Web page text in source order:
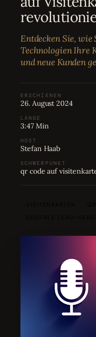
04 Bewertungen
05 Karriere
Entdecken Sie,
Technologien Ihre
und neue Kunden
ERSCHIENEN
26. August 2024
LÄNGE
3:47 Min
HOST
Stefan Haab
SCHWERPUNKT
qr code auf